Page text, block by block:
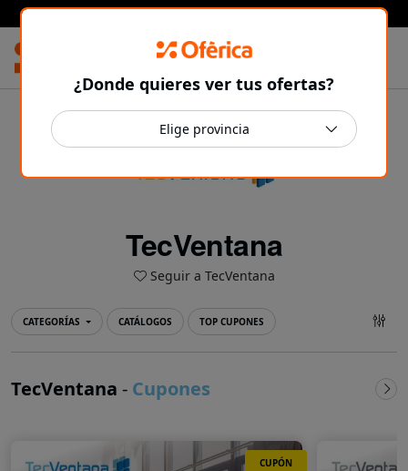
Prensa Ibérica
TecVentana
Seguir a TecVentana
CATEGORÍAS CATÁLOGOS TOP CUPONES
TecVentana - Cupones
CUPÓN
¿Donde quieres ver tus ofertas?